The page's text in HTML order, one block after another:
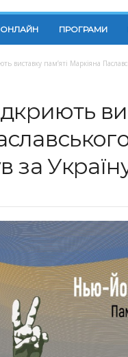
ОНЛАЙН ПРОГРАМИ
виставку пам’яті Маркіяна
за